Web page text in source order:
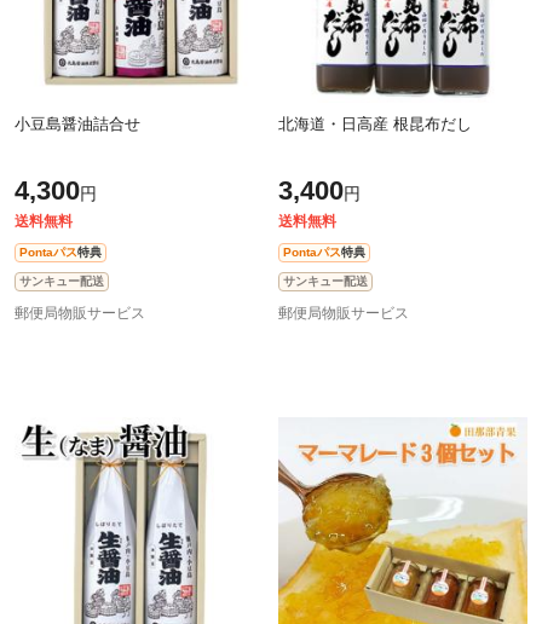
小豆島醤油詰合せ
4,300円
送料無料
Pontaパス特典
サンキュー配送
郵便局物販サービス
北海道・日高産 根昆布だし
3,400円
送料無料
Pontaパス特典
サンキュー配送
郵便局物販サービス